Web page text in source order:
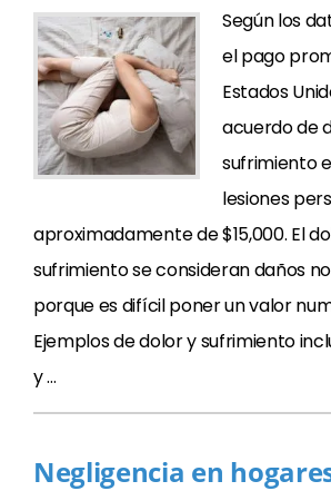
Según los
el pago
Estados
acuerdo de
sufrimiento
lesiones
aproximadamente de $15,000. El
sufrimiento se consideran daños
porque es difícil poner un valor
Ejemplos de dolor y sufrimiento
y …
Negligencia en